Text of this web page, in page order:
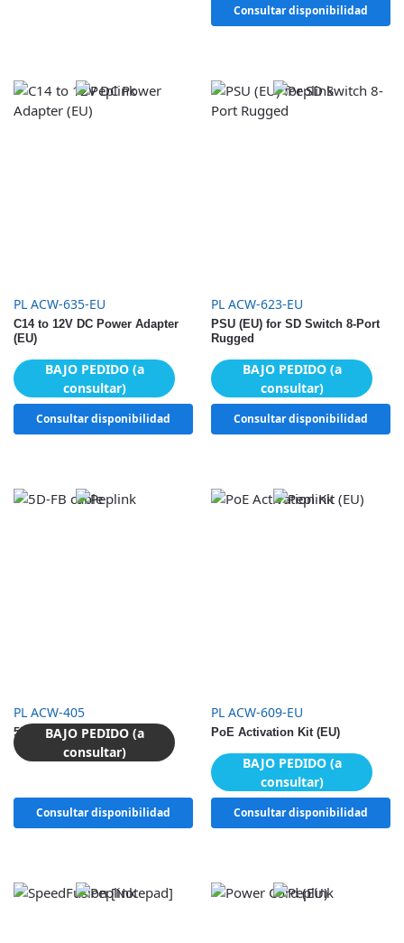
Consultar disponibilidad
PL ACW-635-EU
C14 to 12V DC Power Adapter
(EU)
Consultar disponibilidad
BAJO PEDIDO (a
consultar)
PL ACW-623-EU
PSU (EU) for SD Switch 8-Port
Rugged
Consultar disponibilidad
BAJO PEDIDO (a
consultar)
PL ACW-405
5D-FB cable
Consultar disponibilidad
BAJO PEDIDO (a
consultar)
PL ACW-609-EU
PoE Activation Kit (EU)
Consultar disponibilidad
BAJO PEDIDO (a
consultar)